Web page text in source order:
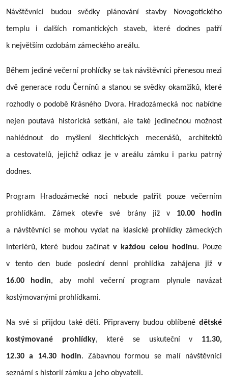
Návštěvníci budou svědky plánování stavby Novogotického
templu i dalších romantických staveb, které dodnes patří
k největším ozdobám zámeckého areálu.
Během jediné večerní prohlídky se tak návštěvníci přenesou mezi
dvě generace rodu Černínů a stanou se svědky okamžiků, které
rozhodly o podobě Krásného Dvora. Hradozámecká noc nabídne
nejen poutavá historická setkání, ale také jedinečnou možnost
nahlédnout do myšlení šlechtických mecenášů, architektů
a cestovatelů, jejichž odkaz je v areálu zámku i parku patrný
dodnes.
Program Hradozámecké noci nebude patřit pouze večerním
prohlídkám. Zámek otevře své brány již v 10.00 hodin
a návštěvníci se mohou vydat na klasické prohlídky zámeckých
interiérů, které budou začínat v každou celou hodinu. Pouze
v tento den bude poslední denní prohlídka zahájena již v
16.00 hodin, aby mohl večerní program plynule navázat
kostýmovanými prohlídkami.
Na své si přijdou také děti. Připraveny budou oblíbené dětské
kostýmované prohlídky, které se uskuteční v 11.30,
12.30 a 14.30 hodin. Zábavnou formou se malí návštěvníci
seznámí s historií zámku a jeho obyvateli.